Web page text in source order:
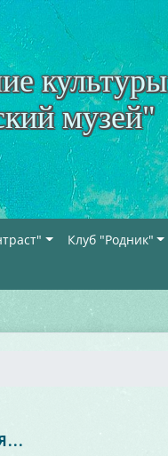
культуры
музей"
Клуб "Родник"